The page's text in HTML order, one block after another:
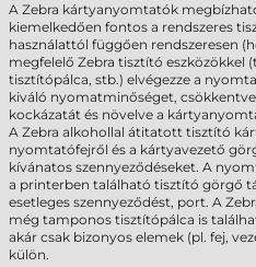
A Zebra kártyanyomtatók
kiemelkedően fontos a rendszeres
használattól függően rendszeresen
megfelelő Zebra tisztító eszközökkel
tisztítópálca, stb.) elvégezze a
kiváló nyomatminőséget,
kockázatát és növelve a
A Zebra alkohollal átitatott tisztító
nyomtatófejről és a kártyavezető
kívánatos szennyeződéseket. A
a printerben található tisztító görgő
esetleges szennyeződést, port. A
még tamponos tisztítópálca is
akár csak bizonyos elemek (pl. fej,
külön.